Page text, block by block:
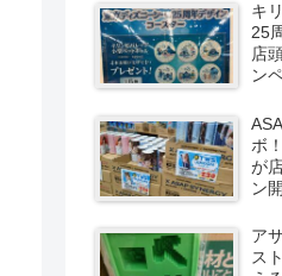
キ
25
店
ン
ド
ボ
が
ン
な
ア
ス